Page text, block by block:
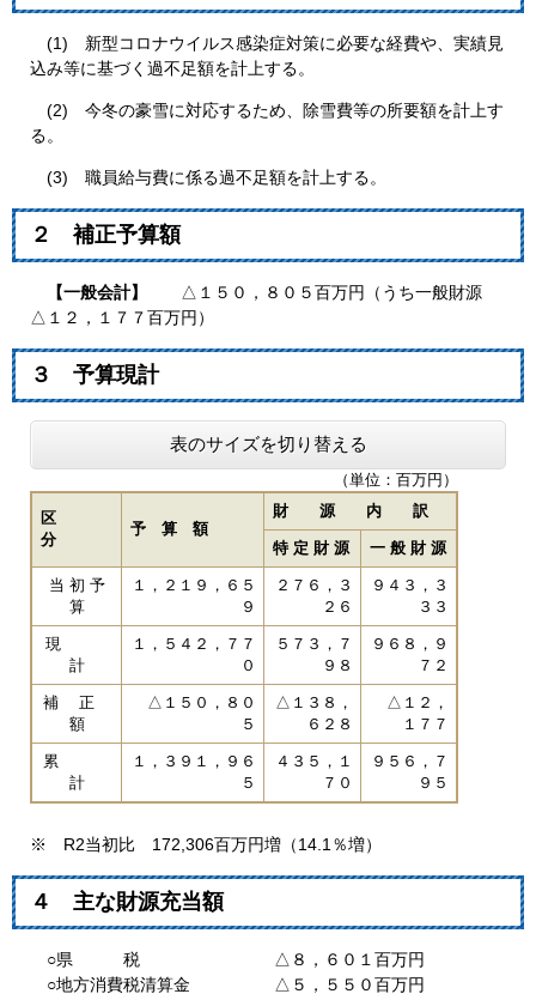
(1) 新型コロナウイルス感染症対策に必要な経費や、実績見
込み等に基づく過不足額を計上する。
(2) 今冬の豪雪に対応するため、除雪費等の所要額を計上す
る。
(3) 職員給与費に係る過不足額を計上する。
２ 補正予算額
【一般会計】
△１５０，８０５百万円（うち一般財源
△１２，１７７百万円）
３ 予算現計
表のサイズを切り替える
（単位：百万円）
区
分
予 算 額
財 源 内 訳
特 定 財 源 一 般 財 源
当 初 予
算
１，２１９，６５
９
２７６，３
２６
９４３，３
３３
現
計
１，５４２，７７
０
５７３，７
９８
９６８，９
７２
補 正
額
△１５０，８０
５
△１３８，
６２８
△１２，
１７７
累
計
１，３９１，９６
５
４３５，１
７０
９５６，７
９５
※ R2当初比 172,306百万円増（14.1％増）
４ 主な財源充当額
○県 税 △８，６０１百万円
○地方消費税清算金 △５，５５０百万円